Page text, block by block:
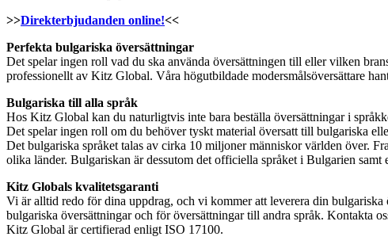
>>Direkterbjudanden online!<<
Perfekta bulgariska översättningar
Det spelar ingen roll vad du ska använda översättningen till eller vilken
professionellt av Kitz Global. Våra högutbildade modersmålsöversättare
Bulgariska till alla språk
Hos Kitz Global kan du naturligtvis inte bara beställa översättningar i
Det spelar ingen roll om du behöver tyskt material översatt till bulgariska
Det bulgariska språket talas av cirka 10 miljoner människor världen över.
olika länder. Bulgariskan är dessutom det officiella språket i Bulgarien
Kitz Globals kvalitetsgaranti
Vi är alltid redo för dina uppdrag, och vi kommer att leverera din
bulgariska översättningar och för översättningar till andra språk. Kontakta
Kitz Global är certifierad enligt ISO 17100.